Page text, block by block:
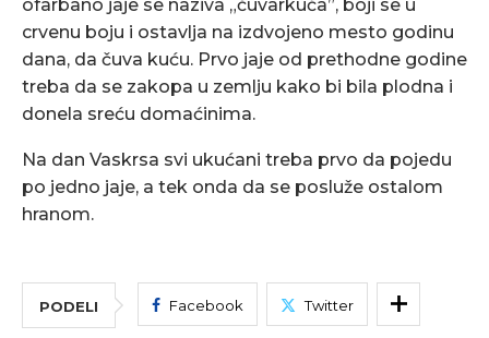
ofarbano jaje se naziva „čuvarkuća”, boji se u
crvenu boju i ostavlja na izdvojeno mesto godinu
dana, da čuva kuću. Prvo jaje od prethodne godine
treba da se zakopa u zemlju kako bi bila plodna i
donela sreću domaćinima.
Na dan Vaskrsa svi ukućani treba prvo da pojedu
po jedno jaje, a tek onda da se posluže ostalom
hranom.
PODELI Facebook Twitter